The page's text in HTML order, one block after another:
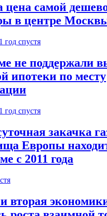
цена самой
в центре
1 год спустя
не поддержали
ипотеки по месту
1 год спустя
закачка
Европы
с 2011 года
вторая